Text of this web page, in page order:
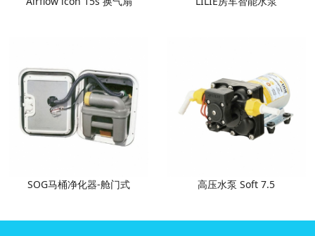
SOG马桶净化器-舱门式 高压水泵 Soft 7.5